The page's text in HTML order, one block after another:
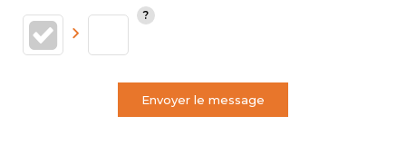
Envoyer le message